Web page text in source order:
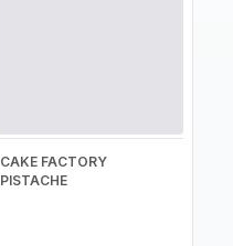
CAKE FACTORY
PISTACHE